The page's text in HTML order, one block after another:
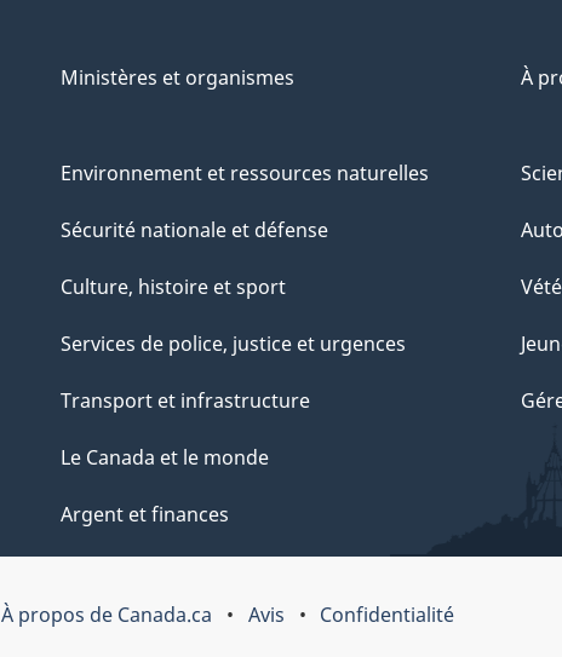
Ministères et organismes À
Environnement et ressources naturelles
Sécurité nationale et défense
Culture, histoire et sport
Services de police, justice et urgences
Transport et infrastructure
Le Canada et le monde
Argent et finances
À propos de Canada.ca Avis Confidentialité